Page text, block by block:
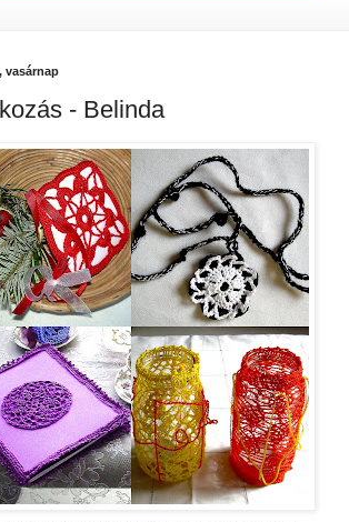
vasárnap
- Belinda